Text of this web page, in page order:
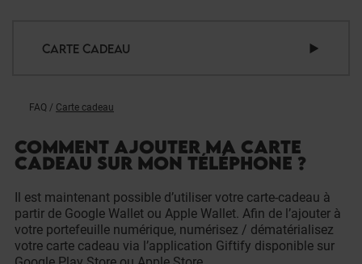
CARTE CADEAU
FAQ / Carte cadeau
COMMENT AJOUTER MA CARTE
CADEAU SUR MON TÉLÉPHONE ?
Il est maintenant possible d’utiliser votre carte-cadeau à
partir de Google Wallet ou Apple Wallet. Afin de l’ajouter à
votre portefeuille numérique, numérisez / dématérialisez
votre carte cadeau via l’application Giftify disponible sur